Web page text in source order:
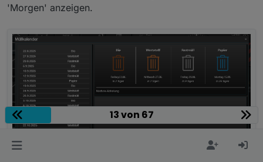
'Morgen' anzeigen.
13 von 67